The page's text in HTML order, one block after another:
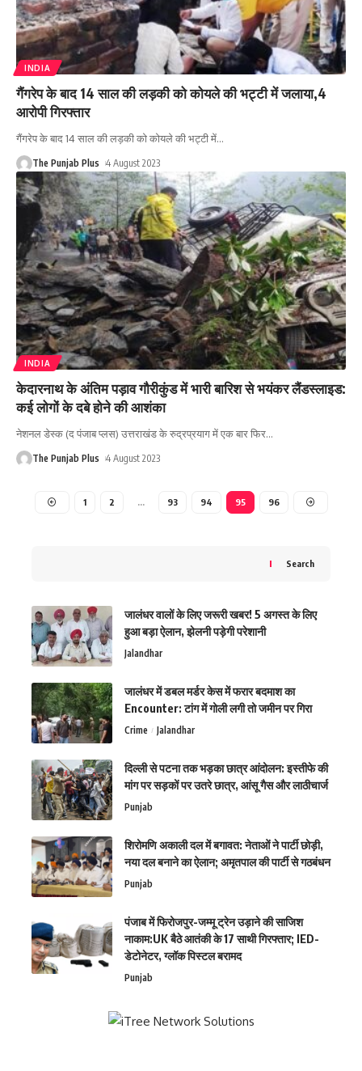
INDIA
गैंगरेप के बाद 14 साल की लड़की को कोयले की भट्टी में जलाया,4
आरोपी गिरफ्तार
गैंगरेप के बाद 14 साल की लड़की को कोयले की भट्टी में…
The Punjab Plus 4 August 2023
INDIA
केदारनाथ के अंतिम पड़ाव गौरीकुंड में भारी बारिश से भयंकर लैंडस्लाइड:
कई लोगों के दबे होने की आशंका
नेशनल डेस्क (द पंजाब प्लस) उत्तराखंड के रुद्रप्रयाग में एक बार फिर…
The Punjab Plus 4 August 2023
1 2 … 93 94 95 96
Search
जालंधर वालों के लिए जरूरी खबर! 5 अगस्त के लिए
हुआ बड़ा ऐलान, झेलनी पड़ेगी परेशानी
Jalandhar
जालंधर में डबल मर्डर केस में फरार बदमाश का
Encounter: टांग में गोली लगी तो जमीन पर गिरा
Crime Jalandhar
दिल्ली से पटना तक भड़का छात्र आंदोलन: इस्तीफे की
मांग पर सड़कों पर उतरे छात्र, आंसू गैस और लाठीचार्ज
Punjab
शिरोमणि अकाली दल में बगावत: नेताओं ने पार्टी छोड़ी,
नया दल बनाने का ऐलान; अमृतपाल की पार्टी से गठबंधन
Punjab
पंजाब में फिरोजपुर-जम्मू ट्रेन उड़ाने की साजिश
नाकाम:UK बैठे आतंकी के 17 साथी गिरफ्तार; IED-
डेटोनेटर, ग्लॉक पिस्टल बरामद
Punjab